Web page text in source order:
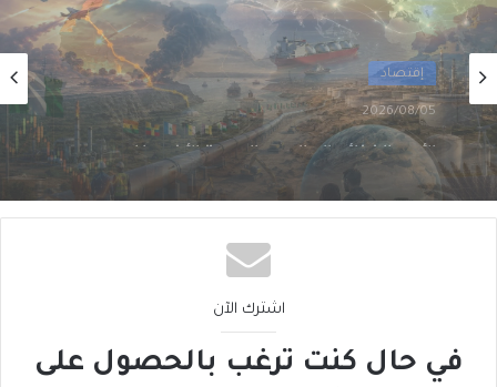
أول
2026/08/02
من الغاز إلى الجغرافيا السياسية… ماذا يُغيّرُ خط
نيجيريا–المغرب؟
اشترك الآن
في حال كنت ترغب بالحصول على